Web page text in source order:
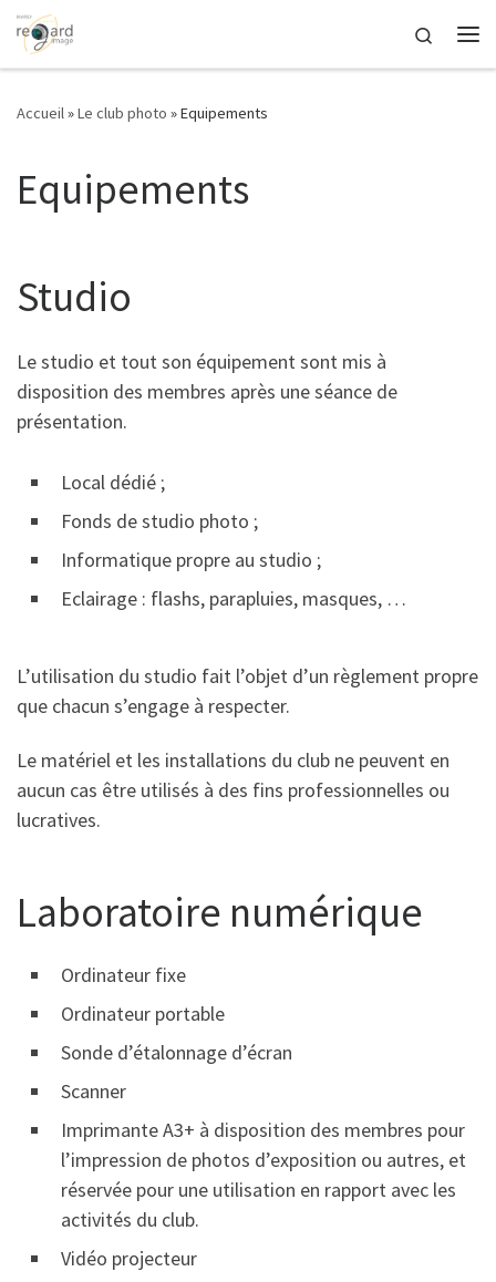
Passer au contenu
Search
Accueil»Le club photo »Equipements
Equipements
Studio
Le studio et tout son équipement sont mis à
disposition des membres après une séance de
présentation.
Local dédié ;
Fonds de studio photo ;
Informatique propre au studio ;
Eclairage : flashs, parapluies, masques, …
L’utilisation du studio fait l’objet d’un règlement propre
que chacun s’engage à respecter.
Le matériel et les installations du club ne peuvent en
aucun cas être utilisés à des fins professionnelles ou
lucratives.
Laboratoire numérique
Ordinateur fixe
Ordinateur portable
Sonde d’étalonnage d’écran
Scanner
Imprimante A3+ à disposition des membres pour
l’impression de photos d’exposition ou autres, et
réservée pour une utilisation en rapport avec les
activités du club.
Vidéo projecteur